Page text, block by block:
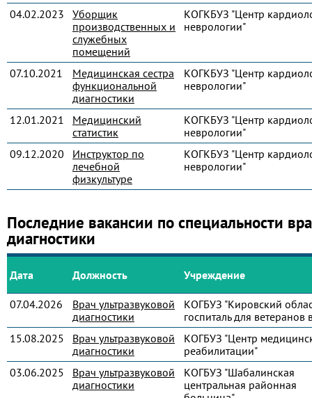
04.02.2023
Уборщик
производственных и
служебных
помещений
КОГКБУЗ "Центр
неврологии"
07.10.2021
Медицинская сестра
функциональной
диагностики
КОГКБУЗ "Центр
неврологии"
12.01.2021
Медицинский
статистик
КОГКБУЗ "Центр
неврологии"
09.12.2020
Инструктор по
лечебной
физкультуре
КОГКБУЗ "Центр
неврологии"
Последние вакансии по специальности
диагностики
Дата Должность Учреждение
07.04.2026
Врач ультразвуковой
диагностики
КОГБУЗ "Кировский
госпиталь для ветеранов
15.08.2025
Врач ультразвуковой
диагностики
КОГБУЗ "Центр
реабилитации"
03.06.2025
Врач ультразвуковой
диагностики
КОГБУЗ "Шабалинская
центральная районная